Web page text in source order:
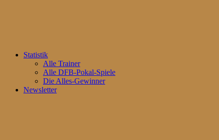
Statistik
Alle Trainer
Alle DFB-Pokal-Spiele
Die Alles-Gewinner
Newsletter